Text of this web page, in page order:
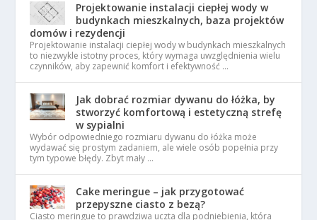
Projektowanie instalacji ciepłej wody w
budynkach mieszkalnych, baza projektów
domów i rezydencji
Projektowanie instalacji ciepłej wody w budynkach mieszkalnych
to niezwykle istotny proces, który wymaga uwzględnienia wielu
czynników, aby zapewnić komfort i efektywność …
Jak dobrać rozmiar dywanu do łóżka, by
stworzyć komfortową i estetyczną strefę
w sypialni
Wybór odpowiedniego rozmiaru dywanu do łóżka może
wydawać się prostym zadaniem, ale wiele osób popełnia przy
tym typowe błędy. Zbyt mały …
Cake meringue – jak przygotować
przepyszne ciasto z bezą?
Ciasto meringue to prawdziwa uczta dla podniebienia, która